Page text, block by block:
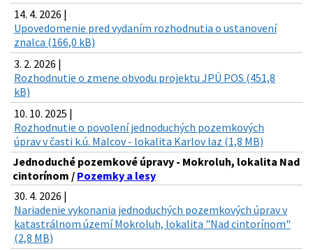
14. 4. 2026 |
Upovedomenie pred vydaním rozhodnutia o ustanovení
znalca (166,0 kB)
3. 2. 2026 |
Rozhodnutie o zmene obvodu projektu JPÚ POS (451,8
kB)
10. 10. 2025 |
Rozhodnutie o povolení jednoduchých pozemkových
úprav v časti k.ú. Malcov - lokalita Karlov laz (1,8 MB)
Jednoduché pozemkové úpravy - Mokroluh, lokalita Nad
cintorínom / Pozemky a lesy
30. 4. 2026 |
Nariadenie vykonania jednoduchých pozemkových úprav v
katastrálnom území Mokroluh, lokalita "Nad cintorínom"
(2,8 MB)